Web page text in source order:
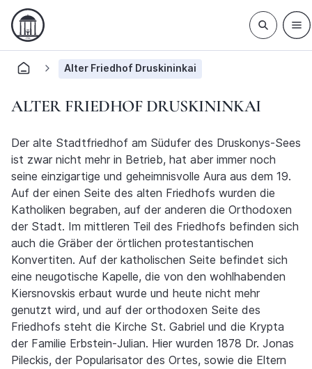
Alter Friedhof Druskininkai
ALTER FRIEDHOF DRUSKININKAI
Der alte Stadtfriedhof am Südufer des Druskonys-Sees
ist zwar nicht mehr in Betrieb, hat aber immer noch
seine einzigartige und geheimnisvolle Aura aus dem 19.
Auf der einen Seite des alten Friedhofs wurden die
Katholiken begraben, auf der anderen die Orthodoxen
der Stadt. Im mittleren Teil des Friedhofs befinden sich
auch die Gräber der örtlichen protestantischen
Konvertiten. Auf der katholischen Seite befindet sich
eine neugotische Kapelle, die von den wohlhabenden
Kiersnovskis erbaut wurde und heute nicht mehr
genutzt wird, und auf der orthodoxen Seite des
Friedhofs steht die Kirche St. Gabriel und die Krypta
der Familie Erbstein-Julian. Hier wurden 1878 Dr. Jonas
Pileckis, der Popularisator des Ortes, sowie die Eltern